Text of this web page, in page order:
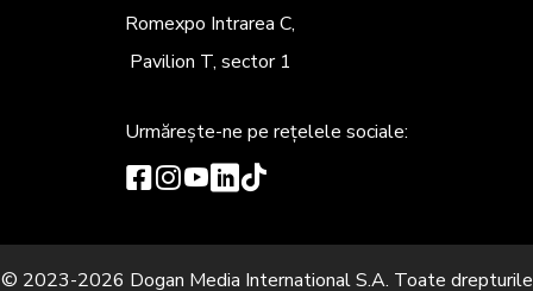
Romexpo Intrarea C,
Pavilion T, sector 1
Urmărește-ne pe rețelele sociale:
© 2023-2026 Dogan Media International S.A. Toate drepturile